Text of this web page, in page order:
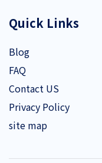
Quick Links
Blog
FAQ
Contact US
Privacy Policy
site map